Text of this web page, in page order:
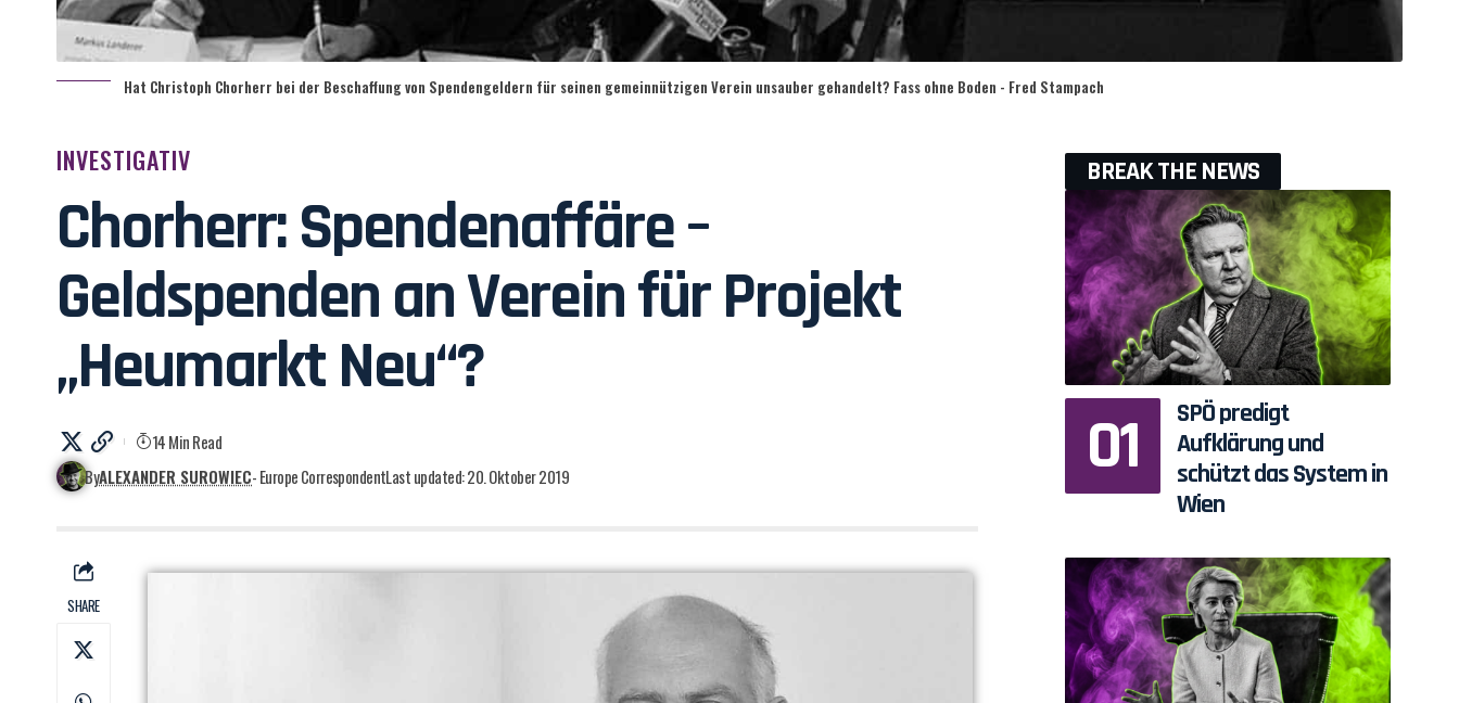
Hat Christoph Chorherr bei der Beschaffung von Spendengeldern für seinen gemeinnützigen Verein unsauber gehandelt? Fass ohne Boden - Fred Stampach
INVESTIGATIV
Chorherr: Spendenaffäre –
Geldspenden an Verein für Projekt
„Heumarkt Neu“?
ByALEXANDER SUROWIEC- Europe CorrespondentLast updated: 20. Oktober 2019
14 Min Read
SHARE
BREAK THE NEWS
SPÖ predigt
Aufklärung und
schützt das System in
Wien